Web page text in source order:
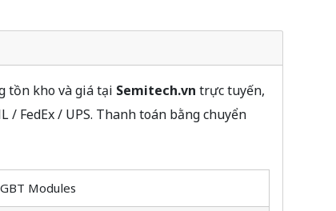
tồn kho và giá tại Semitech.vn trực tuyến,
/ FedEx / UPS. Thanh toán bằng chuyển
Modules